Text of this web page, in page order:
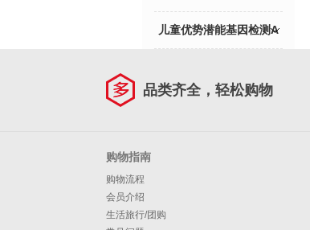
儿童优势潜能基因检测A
品类齐全，轻松购物
购物指南
购物流程
会员介绍
生活旅行/团购